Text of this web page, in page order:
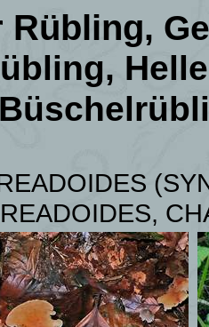
Rübling,